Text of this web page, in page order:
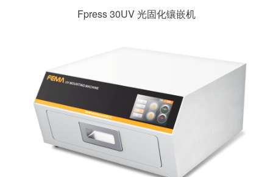
Fpress 30UV 光固化镶嵌机